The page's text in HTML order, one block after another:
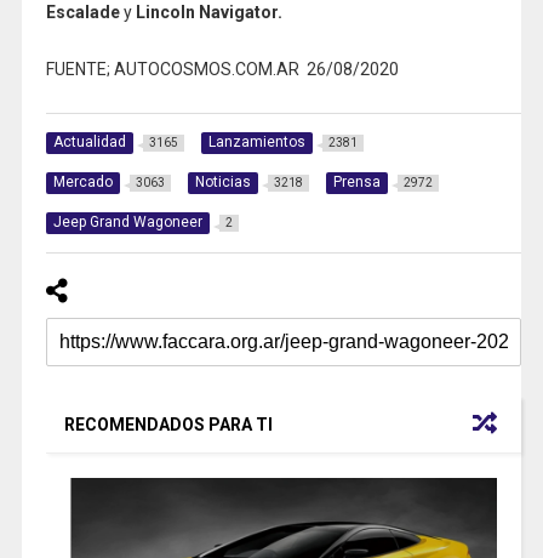
Escaladey Lincoln Navigator.
FUENTE; AUTOCOSMOS.COM.AR 26/08/2020
Actualidad 3165 Lanzamientos 2381
Mercado 3063 Noticias 3218 Prensa 2972
Jeep Grand Wagoneer 2
RECOMENDADOS PARA TI